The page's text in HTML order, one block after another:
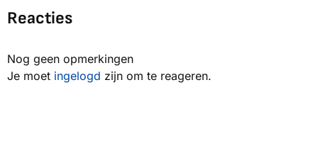
Reacties
Nog geen opmerkingen
Je moet ingelogd zijn om te reageren.